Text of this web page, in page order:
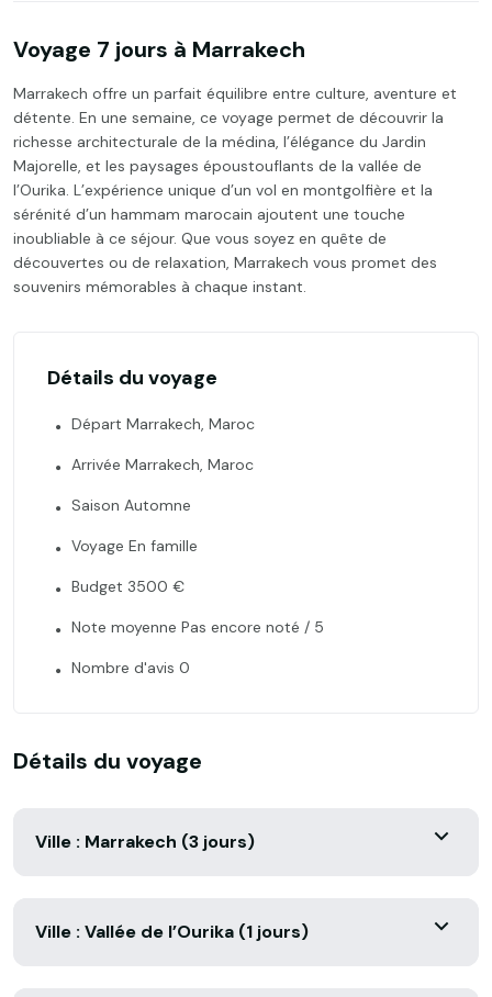
Voyage 7 jours à Marrakech
Marrakech offre un parfait équilibre entre culture, aventure et
détente. En une semaine, ce voyage permet de découvrir la
richesse architecturale de la médina, l’élégance du Jardin
Majorelle, et les paysages époustouflants de la vallée de
l’Ourika. L’expérience unique d’un vol en montgolfière et la
sérénité d’un hammam marocain ajoutent une touche
inoubliable à ce séjour. Que vous soyez en quête de
découvertes ou de relaxation, Marrakech vous promet des
souvenirs mémorables à chaque instant.
Détails du voyage
Départ Marrakech, Maroc
Arrivée Marrakech, Maroc
Saison Automne
Voyage En famille
Budget 3500 €
Note moyenne Pas encore noté / 5
Nombre d'avis 0
Détails du voyage
Ville : Marrakech (3 jours)
Ville : Vallée de l’Ourika (1 jours)